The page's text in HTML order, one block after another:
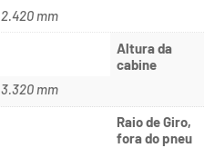
2.420 mm
Altura da
cabine
3.320 mm
Raio de Giro,
fora do pneu